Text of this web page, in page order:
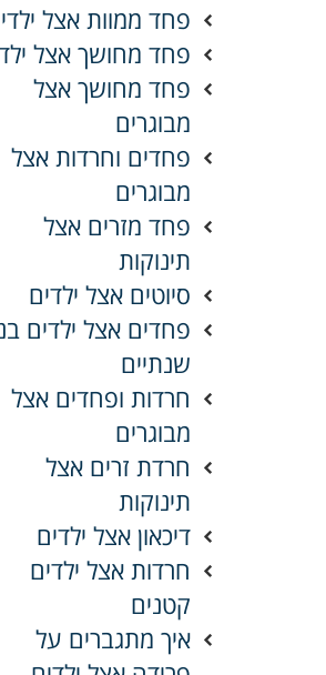
פחד ממוות אצל
פחד מחושך אצל
פחד מחושך אצל
מבוגרים
פחדים וחרדות אצל
מבוגרים
פחד מזרים אצל
תינוקות
סיוטים אצל ילדים
פחדים אצל ילדים
שנתיים
חרדות ופחדים אצל
מבוגרים
חרדת זרים אצל
תינוקות
דיכאון אצל ילדים
חרדות אצל ילדים
קטנים
איך מתגברים על